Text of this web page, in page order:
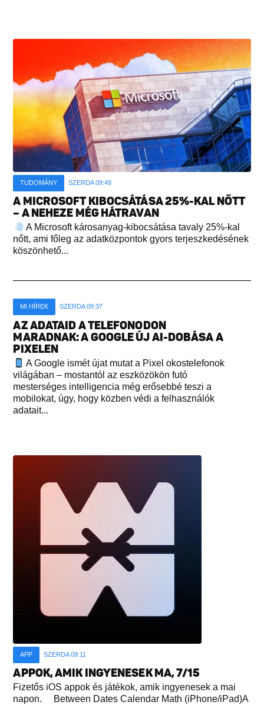
TUDOMÁNY SZERDA 09:49
A MICROSOFT KIBOCSÁTÁSA 25%-KAL NŐTT
– A NEHEZE MÉG HÁTRAVAN
A Microsoft károsanyag-kibocsátása tavaly 25%-kal
nőtt, ami főleg az adatközpontok gyors terjeszkedésének
köszönhető...
MI HÍREK SZERDA 09:37
AZ ADATAID A TELEFONODON
MARADNAK: A GOOGLE ÚJ AI-DOBÁSA A
PIXELEN
A Google ismét újat mutat a Pixel okostelefonok
világában – mostantól az eszközökön futó
mesterséges intelligencia még erősebbé teszi a
mobilokat, úgy, hogy közben védi a felhasználók
adatait...
APP SZERDA 09:11
APPOK, AMIK INGYENESEK MA, 7/15
Fizetős iOS appok és játékok, amik ingyenesek a mai
napon. Between Dates Calendar Math (iPhone/iPad)A